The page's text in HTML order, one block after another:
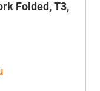
Folded, T3,